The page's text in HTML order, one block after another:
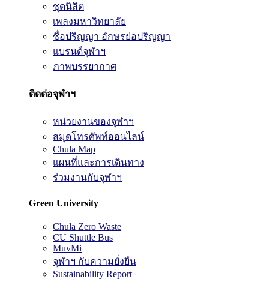
ชุดนิสิต
เพลงมหาวิทยาลัย
ชื่อปริญญา อักษรย่อปริญญา
แบรนด์จุฬาฯ
ภาพบรรยากาศ
ติดต่อจุฬาฯ
หน่วยงานของจุฬาฯ
สมุดโทรศัพท์ออนไลน์
Chula Map
แผนที่และการเดินทาง
ร่วมงานกับจุฬาฯ
Green University
Chula Zero Waste
CU Shuttle Bus
MuvMi
จุฬาฯ กับความยั่งยืน
Sustainability Report